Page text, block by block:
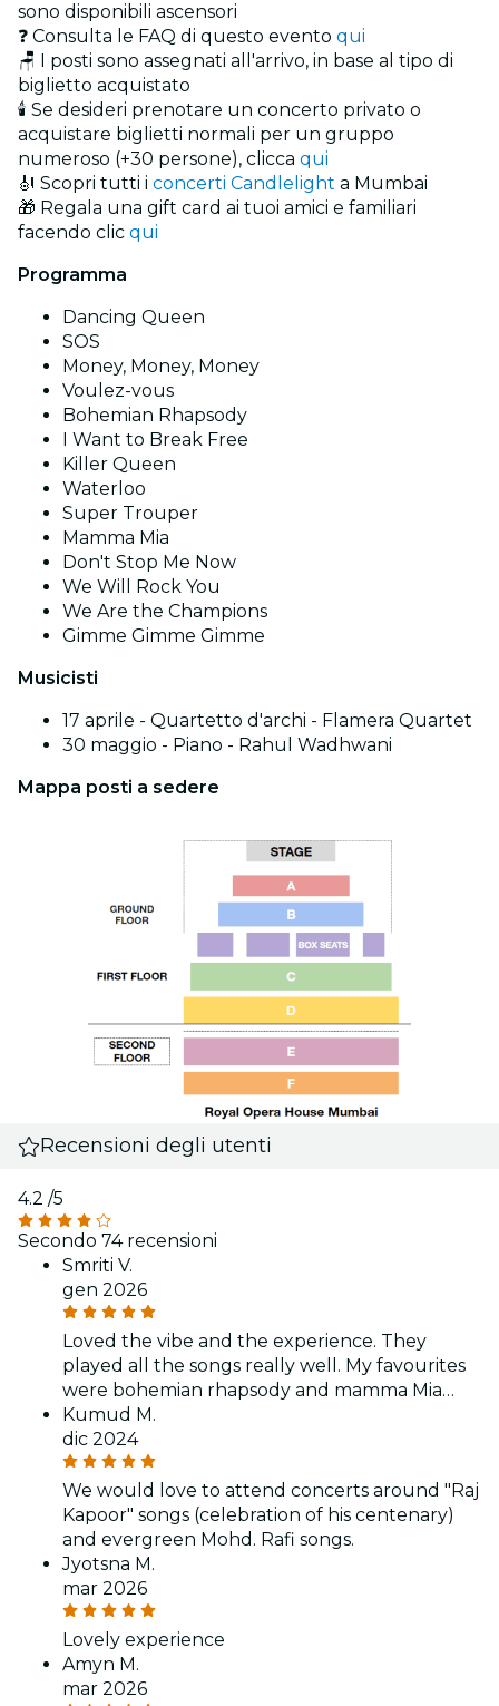
sono disponibili ascensori
❓ Consulta le FAQ di questo evento qui
🪑 I posti sono assegnati all'arrivo, in base al tipo di
biglietto acquistato
🕯️ Se desideri prenotare un concerto privato o
acquistare biglietti normali per un gruppo
numeroso (+30 persone), clicca qui
🎻 Scopri tutti i concerti Candlelight a Mumbai
🎁 Regala una gift card ai tuoi amici e familiari
facendo clic qui
Programma
Dancing Queen
SOS
Money, Money, Money
Voulez-vous
Bohemian Rhapsody
I Want to Break Free
Killer Queen
Waterloo
Super Trouper
Mamma Mia
Don't Stop Me Now
We Will Rock You
We Are the Champions
Gimme Gimme Gimme
Musicisti
17 aprile - Quartetto d'archi - Flamera Quartet
30 maggio - Piano - Rahul Wadhwani
Mappa posti a sedere
Recensioni degli utenti
4.2 /5
Secondo 74 recensioni
Smriti V.
gen 2026
Loved the vibe and the experience. They
played all the songs really well. My favourites
were bohemian rhapsody and mamma Mia…
Kumud M.
dic 2024
We would love to attend concerts around "Raj
Kapoor" songs (celebration of his centenary)
and evergreen Mohd. Rafi songs.
Jyotsna M.
mar 2026
Lovely experience
Amyn M.
mar 2026